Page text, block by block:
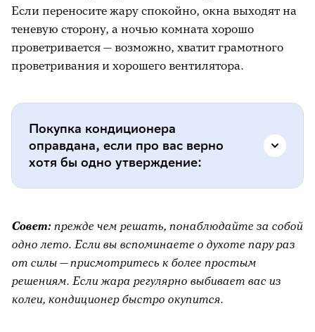
Если переносите жару спокойно, окна выходят на
теневую сторону, а ночью комната хорошо
проветривается — возможно, хватит грамотного
проветривания и хорошего вентилятора.
Покупка кондиционера
оправдана, если про вас верно
хотя бы одно утверждение:
и хуже работаете в духоте;
дома есть малыши, пожилые
родственники или люди с хроническими
болезнями — для них перегрев опаснее;
Совет: прежде чем решать, понаблюдайте за собой
одно лето. Если вы вспоминаете о духоте пару раз
от силы — присмотритесь к более простым
решениям. Если жара регулярно выбивает вас из
колеи, кондиционер быстро окупится.